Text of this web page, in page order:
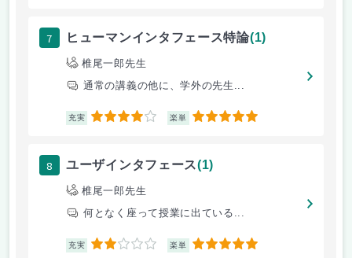
7 ヒューマンインタフェース特論(1)
椎尾一郎先生
通常の講義の他に、学外の先生...
充実 4 楽単 5
8 ユーザインタフェース(1)
椎尾一郎先生
何となく座って授業に出ている...
充実 2 楽単 5